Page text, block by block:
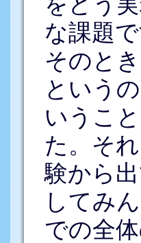
な課題で
そのと
という
いうこ
た。そ
験から
してみ
での全